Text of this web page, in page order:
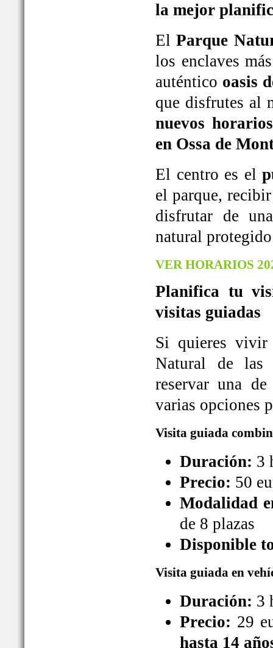
la mejor
ElParque
los enclaves
auténtico oasis
que disfrutes al
nuevos
en Ossa de
El centro es el
el parque,
disfrutar de
natural
VER HORARIOS
Planifica tu
visitas guiadas
Si quieres
Natural de las
reservar una
varias opciones
Visita guiada
Duración: 3
Precio: 50
Modalidad
de 8 plazas
Disponible
Visita guiada en
Duración: 3
Precio: 29
hasta 14